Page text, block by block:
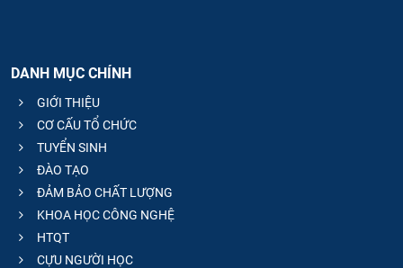
DANH MỤC CHÍNH
GIỚI THIỆU
CƠ CẤU TỔ CHỨC
TUYỂN SINH
ĐÀO TẠO
ĐẢM BẢO CHẤT LƯỢNG
KHOA HỌC CÔNG NGHỆ
HTQT
CỰU NGƯỜI HỌC